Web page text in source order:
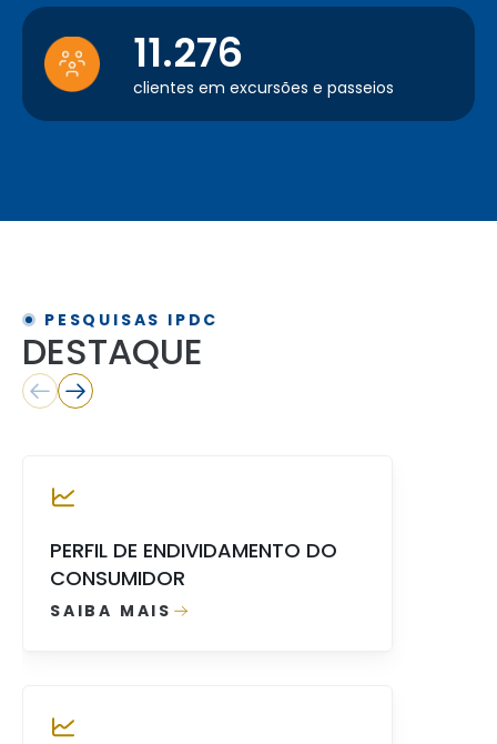
11.276
clientes em excursões e passeios
PESQUISAS IPDC
DESTAQUE
PERFIL DE ENDIVIDAMENTO DO
CONSUMIDOR
SAIBA MAIS